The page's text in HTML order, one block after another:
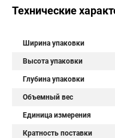
Технические
Ширина упаковки
Высота упаковки
Глубина упаковки
Объемный вес
Единица измерения
Кратность поставки